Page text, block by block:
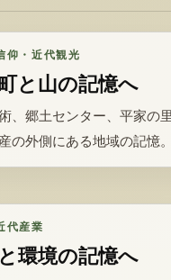
仰・近代観光
と山の記憶へ
、郷土センター、平家の里
の外側にある地域の記憶。
代産業
環境の記憶へ